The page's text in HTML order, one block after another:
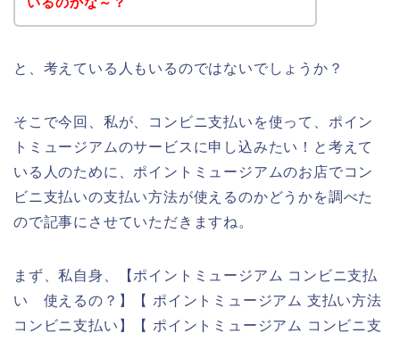
と、考えている人もいるのではないでしょうか？
そこで今回、私が、コンビニ支払いを使って、ポイン
トミュージアムのサービスに申し込みたい！と考えて
いる人のために、ポイントミュージアムのお店でコン
ビニ支払いの支払い方法が使えるのかどうかを調べた
ので記事にさせていただきますね。
まず、私自身、【ポイントミュージアム コンビニ支払
い 使えるの？】【 ポイントミュージアム 支払い方法
コンビニ支払い】【 ポイントミュージアム コンビニ支